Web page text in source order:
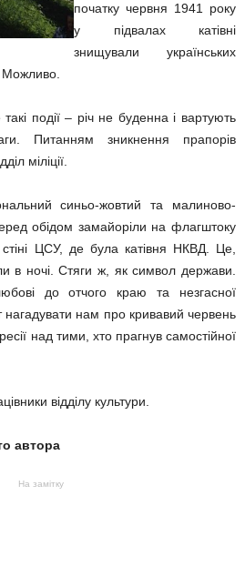
початку червня 1941 року
у підвалах катівні
знищували українських
Можливо.
події – річ не буденна і вартують
Питанням зникнення прапорів
міліції.
синьо-жовтий та малиново-
обідом замайоріли на флагштоку
ЦСУ, де була катівня НКВД. Це,
в ночі. Стяги ж, як символ держави.
до отчого краю та незгасної
нагадувати нам про кривавий червень
над тими, хто прагнув самостійної
відділу культури.
автора
На замітку